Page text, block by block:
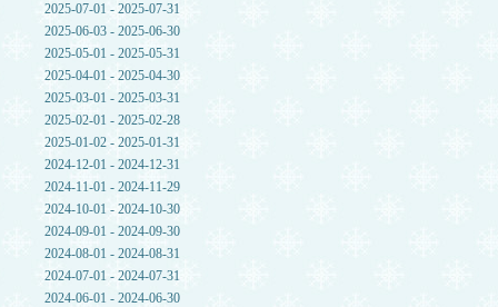
2025-07-01 - 2025-07-31
2025-06-03 - 2025-06-30
2025-05-01 - 2025-05-31
2025-04-01 - 2025-04-30
2025-03-01 - 2025-03-31
2025-02-01 - 2025-02-28
2025-01-02 - 2025-01-31
2024-12-01 - 2024-12-31
2024-11-01 - 2024-11-29
2024-10-01 - 2024-10-30
2024-09-01 - 2024-09-30
2024-08-01 - 2024-08-31
2024-07-01 - 2024-07-31
2024-06-01 - 2024-06-30